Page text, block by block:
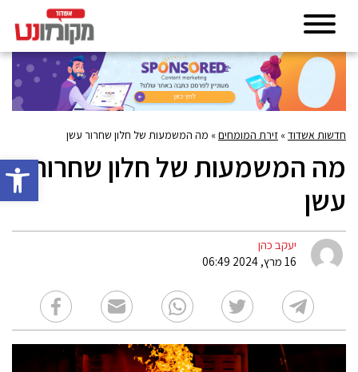
פתח
חדשות אשדוד» זירת המומחים» מה המשמעות של חלון שחרור עשן
מה המשמעות של חלון שחרור
עשן
יעקב כהן
16 מרץ, 2024 06:49